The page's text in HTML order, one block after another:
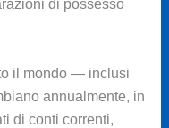
di possesso
il mondo — inclusi
annualmente, in
di conti correnti,